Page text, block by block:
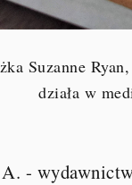
Suzanne
działa w
-